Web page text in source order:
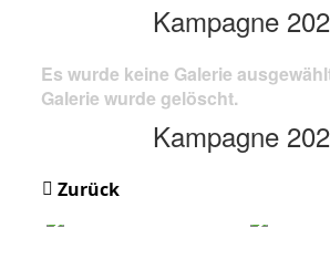
Kampagne
Es wurde keine Galerie
Galerie wurde gelöscht.
Kampagne
Zurück